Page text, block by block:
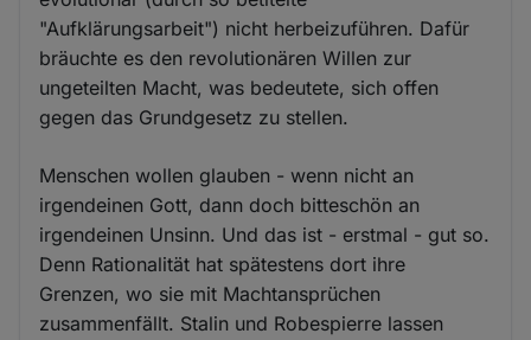
"Aufklärungsarbeit") nicht herbeizuführen. Dafür
bräuchte es den revolutionären Willen zur
ungeteilten Macht, was bedeutete, sich offen
gegen das Grundgesetz zu stellen.
Menschen wollen glauben - wenn nicht an
irgendeinen Gott, dann doch bitteschön an
irgendeinen Unsinn. Und das ist - erstmal - gut so.
Denn Rationalität hat spätestens dort ihre
Grenzen, wo sie mit Machtansprüchen
zusammenfällt. Stalin und Robespierre lassen